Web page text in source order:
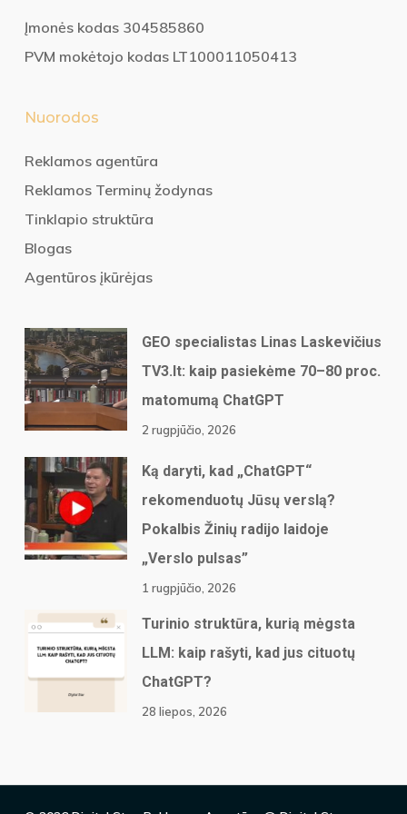
Įmonės kodas 304585860
PVM mokėtojo kodas LT100011050413
Nuorodos
Reklamos agentūra
Reklamos Terminų žodynas
Tinklapio struktūra
Blogas
Agentūros įkūrėjas
GEO specialistas Linas Laskevičius
TV3.lt: kaip pasiekėme 70–80 proc.
matomumą ChatGPT
2 rugpjūčio, 2026
Ką daryti, kad „ChatGPT“
rekomenduotų Jūsų verslą?
Pokalbis Žinių radijo laidoje
„Verslo pulsas”
1 rugpjūčio, 2026
Turinio struktūra, kurią mėgsta
LLM: kaip rašyti, kad jus cituotų
ChatGPT?
28 liepos, 2026